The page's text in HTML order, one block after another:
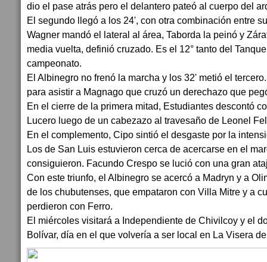
dio el pase atrás pero el delantero pateó al cuerpo del
El segundo llegó a los 24', con otra combinación entre
Wagner mandó el lateral al área, Taborda la peinó y
media vuelta, definió cruzado. Es el 12° tanto del
campeonato.
El Albinegro no frenó la marcha y los 32' metió el
para asistir a Magnago que cruzó un derechazo que
En el cierre de la primera mitad, Estudiantes descontó
Lucero luego de un cabezazo al travesaño de Leonel
En el complemento, Cipo sintió el desgaste por la
Los de San Luis estuvieron cerca de acercarse en el
consiguieron. Facundo Crespo se lució con una gran
Con este triunfo, el Albinegro se acercó a Madryn y a
de los chubutenses, que empataron con Villa Mitre y a
perdieron con Ferro.
El miércoles visitará a Independiente de Chivilcoy y el
Bolívar, día en el que volvería a ser local en La Visera